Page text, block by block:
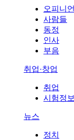
오피니언
사람들
동정
인사
부음
취업·창업
취업
시험정보
뉴스
정치